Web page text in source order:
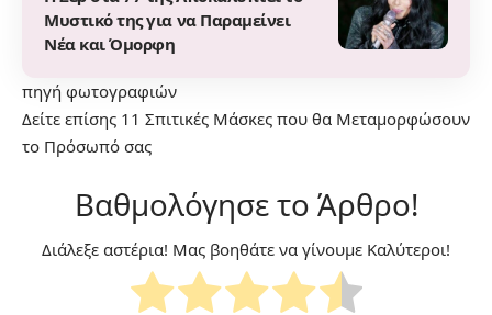
Μυστικό της για να Παραμείνει
Νέα και Όμορφη
πηγή φωτογραφιών
Δείτε επίσης 11 Σπιτικές Μάσκες που θα Μεταμορφώσουν
το Πρόσωπό σας
Βαθμολόγησε το Άρθρο!
Διάλεξε αστέρια! Μας βοηθάτε να γίνουμε Καλύτεροι!